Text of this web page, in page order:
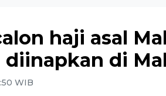
haji asal
di
WIB